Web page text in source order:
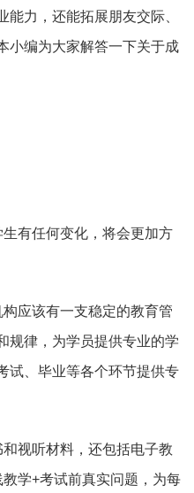
力，还能拓展朋友交际、
小编为大家解答一下关于成
有任何变化，将会更加方
应该有一支稳定的教育管
规律，为学员提供专业的学
试、毕业等各个环节提供专
视听材料，还包括电子教
学+考试前真实问题，为每